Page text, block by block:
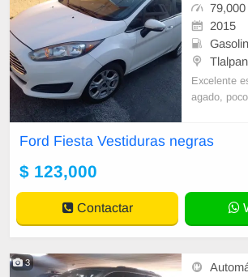
79,000
2015
Excelente
agado,
Ford Fiesta Vestiduras negras
$ 123,000
Contactar
3